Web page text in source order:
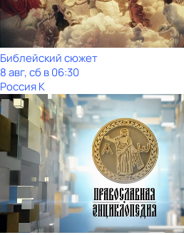
Библейский сюжет
8 авг, сб в 06:30
Россия К